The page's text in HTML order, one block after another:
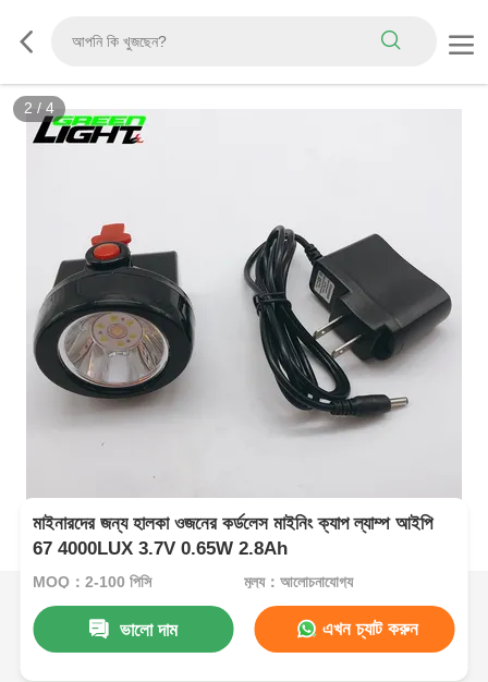
2 / 4
মাইনারদের জন্য হালকা ওজনের কর্ডলেস মাইনিং ক্যাপ ল্যাম্প আইপি
67 4000LUX 3.7V 0.65W 2.8Ah
MOQ：2-100 পিসি মূল্য：আলোচনাযোগ্য
ভালো দাম এখন চ্যাট করুন